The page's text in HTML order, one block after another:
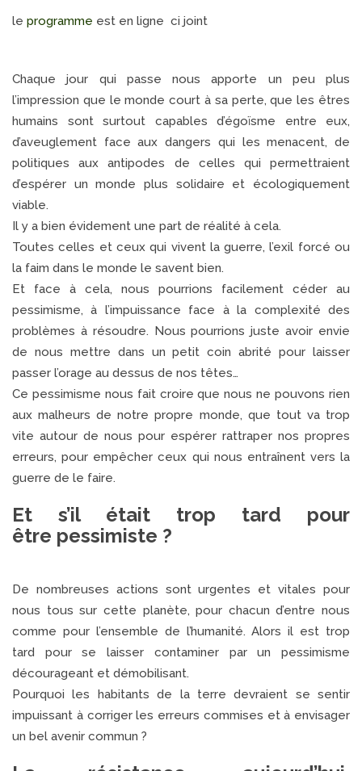
le programme est en ligne ci joint
Chaque jour qui passe nous apporte un peu plus
l’impression que le monde court à sa perte, que les êtres
humains sont surtout capables d’égoïsme entre eux,
d’aveuglement face aux dangers qui les menacent, de
politiques aux antipodes de celles qui permettraient
d’espérer un monde plus solidaire et écologiquement
viable.
Il y a bien évidement une part de réalité à cela.
Toutes celles et ceux qui vivent la guerre, l’exil forcé ou
la faim dans le monde le savent bien.
Et face à cela, nous pourrions facilement céder au
pessimisme, à l’impuissance face à la complexité des
problèmes à résoudre. Nous pourrions juste avoir envie
de nous mettre dans un petit coin abrité pour laisser
passer l’orage au dessus de nos têtes…
Ce pessimisme nous fait croire que nous ne pouvons rien
aux malheurs de notre propre monde, que tout va trop
vite autour de nous pour espérer rattraper nos propres
erreurs, pour empêcher ceux qui nous entraînent vers la
guerre de le faire.
Et s’il était trop tard pour
être pessimiste ?
De nombreuses actions sont urgentes et vitales pour
nous tous sur cette planète, pour chacun d’entre nous
comme pour l’ensemble de l’humanité. Alors il est trop
tard pour se laisser contaminer par un pessimisme
décourageant et démobilisant.
Pourquoi les habitants de la terre devraient se sentir
impuissant à corriger les erreurs commises et à envisager
un bel avenir commun ?